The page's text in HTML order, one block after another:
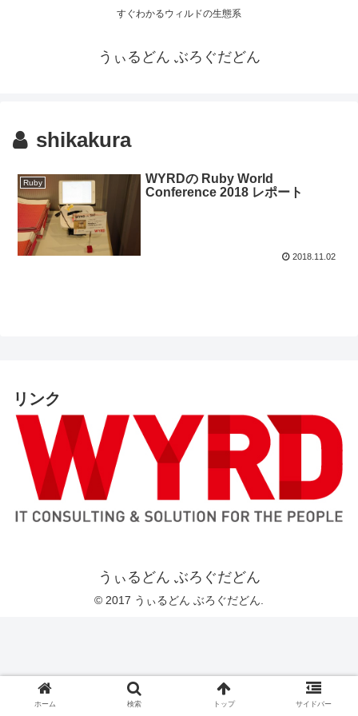
すぐわかるウィルドの生態系
うぃるどん ぶろぐだどん
shikakura
Ruby
WYRDの Ruby World
Conference 2018 レポート
2018.11.02
リンク
うぃるどん ぶろぐだどん
© 2017 うぃるどん ぶろぐだどん.
ホーム 検索 トップ サイドバー